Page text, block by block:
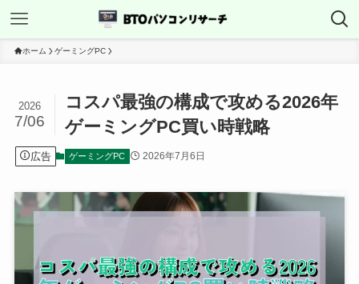
ホーム ゲーミングPC
コスパ最強の構成で攻める2026年
ゲーミングPC買い時戦略
2026
7/06
広告 ゲーミングPC 2026年7月6日